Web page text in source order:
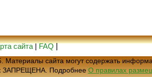
сайта|FAQ|
сайта могут содержать
ЗАПРЕЩЕНА. Подробнее О правилах